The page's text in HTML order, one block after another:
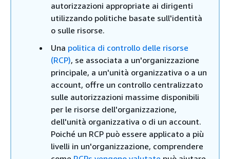
autorizzazioni appropriate ai dirigenti
utilizzando politiche basate sull'identità
o sulle risorse.
Una politica di controllo delle risorse
(RCP), se associata a un'organizzazione
principale, a un'unità organizzativa o a un
account, offre un controllo centralizzato
sulle autorizzazioni massime disponibili
per le risorse dell'organizzazione,
dell'unità organizzativa o di un account.
Poiché un RCP può essere applicato a più
livelli in un'organizzazione, comprendere